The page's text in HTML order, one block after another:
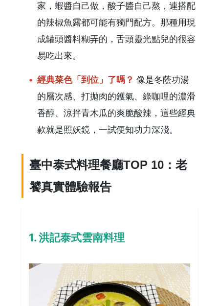
家，蝦醬自己做，酸子醬自己熬，連搭配
的辣椒魚露都可能有獨門配方。那種用現
成罐頭醬料糊弄的，舌頭靈光點兒的很容
易吃出來。
經典菜色「到位」了嗎？ 像是冬蔭功湯
的層次感、打拋肉的鑊氣、綠咖哩的濃滑
香醇、涼拌青木瓜的爽脆酸辣，這些經典
款就是照妖鏡，一試便知功力深淺。
臺中泰式料理餐廳TOP 10：老
饕真實體驗報告
1. 洪記泰式雲南料理